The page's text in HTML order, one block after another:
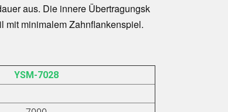
aus. Die innere Übertragungsk
mit minimalem Zahnflankenspiel.
YSM-7028